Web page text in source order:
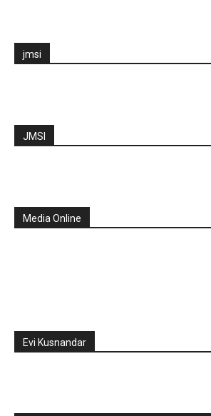
jmsi
JMSI
Media Online
Evi Kusnandar